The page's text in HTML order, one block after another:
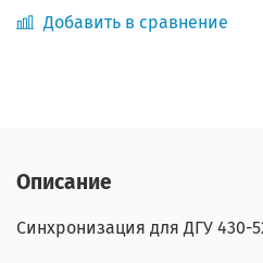
Добавить в сравнение
Описание
Синхронизация для ДГУ 430-